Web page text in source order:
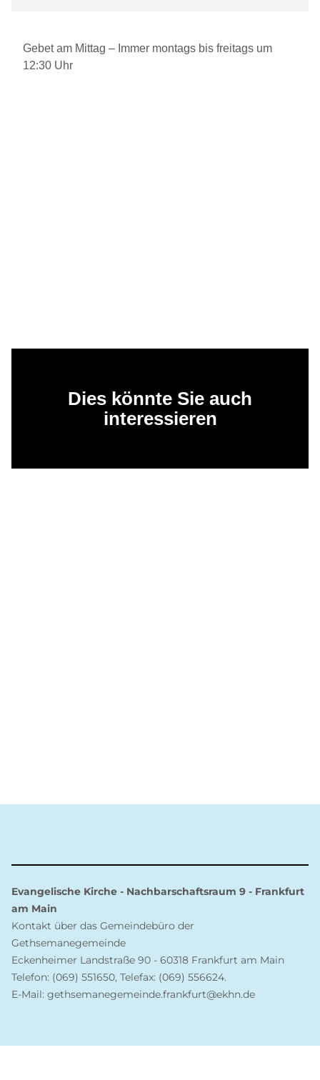
Gebet am Mittag – Immer montags bis freitags um
12:30 Uhr
Dies könnte Sie auch
interessieren
Evangelische Kirche - Nachbarschaftsraum 9 - Frankfurt
am Main
Kontakt über das Gemeindebüro der
Gethsemanegemeinde
Eckenheimer Landstraße 90 - 60318 Frankfurt am Main
Telefon: (069) 551650, Telefax: (069) 556624.
E-Mail: gethsemanegemeinde.frankfurt@ekhn.de